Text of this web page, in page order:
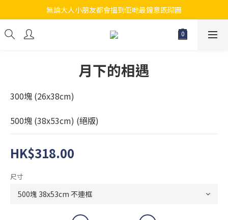
江帆天楊砌圖
無論大人小朋友都會搵到佢哋最鐘意既砌圖
江帆天楊砌圖
月下的相遇
300塊 (26x38cm)
500塊 (38x53cm) (絕版)
HK$318.00
尺寸